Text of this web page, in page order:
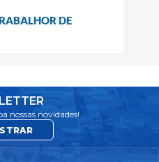
DE
nossas novidades!